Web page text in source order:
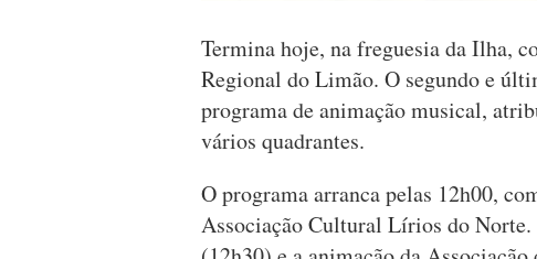
Termina hoje, na freguesia da Ilha,
Regional do Limão. O segundo e
programa de animação musical,
vários quadrantes.
O programa arranca pelas 12h00,
Associação Cultural Lírios do Norte.